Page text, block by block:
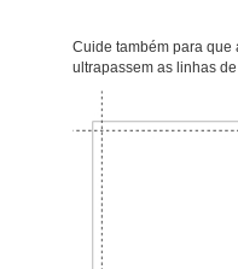
Cuide também para que
ultrapassem as linhas